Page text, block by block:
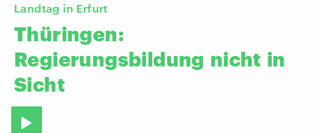
Landtag in Erfurt
Thüringen:
Regierungsbildung nicht in
Sicht